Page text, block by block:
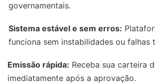
governamentais.
Sistema estável e sem erros:
funciona sem instabilidades ou falhas
Emissão rápida: Receba sua carteira
imediatamente após a aprovação.